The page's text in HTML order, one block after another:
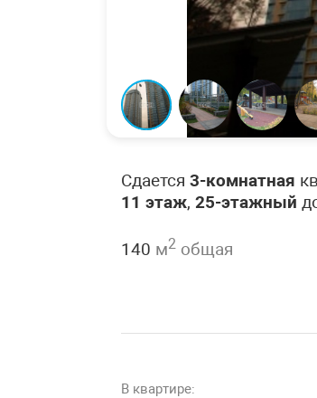
Сдается 3-комнатная
11 этаж, 25-этажный
140 м2 общая
В квартире: